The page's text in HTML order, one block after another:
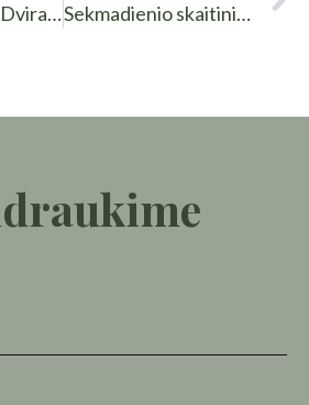
Regina ir John. Dviračiai ir žirafos Sekmadienio skaitiniai. Tarp Kauno ir Vilniaus